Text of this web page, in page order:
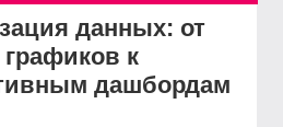
данных: от
к
дашбордам